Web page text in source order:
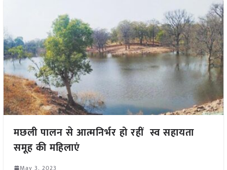
मछली पालन से आत्मनिर्भर हो रहीं स्व सहायता
समूह की महिलाएं
May 3, 2023